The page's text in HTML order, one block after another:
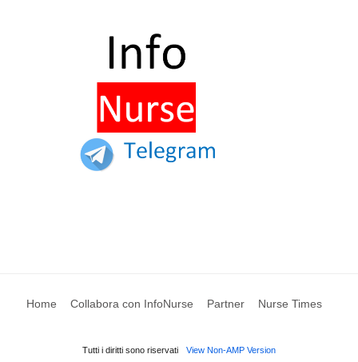
Home Collabora con InfoNurse Partner Nurse Times
Tutti i diritti sono riservati View Non-AMP Version